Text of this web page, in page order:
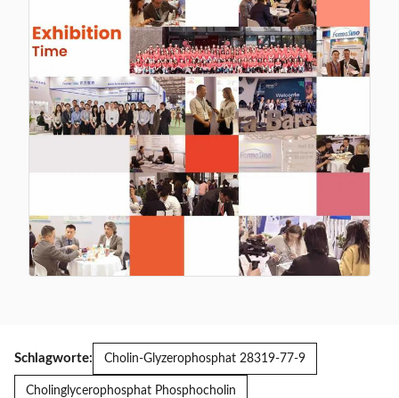
Schlagworte: Cholin-Glyzerophosphat 28319-77-9
Cholinglycerophosphat Phosphocholin